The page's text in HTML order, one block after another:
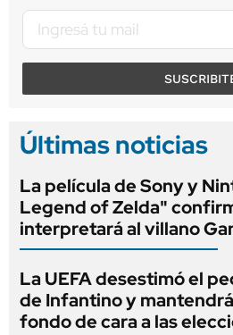
Últimas noticias
La película de Sony y
Legend of Zelda"
interpretará al villano
La UEFA desestimó el
de Infantino y
fondo de cara a las